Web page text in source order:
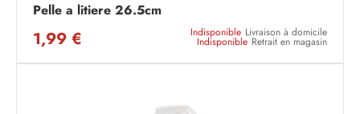
Pelle a litiere 26.5cm
1,99 € Indisponible Livraison à domicile
Indisponible Retrait en magasin